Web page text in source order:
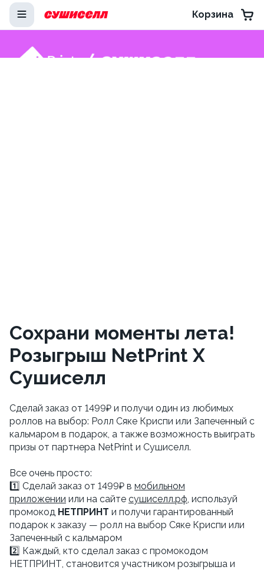
Корзина
Сохрани моменты лета!
Розыгрыш NetPrint X
Сушиселл
Сделай заказ от 1499₽ и получи один из любимых
роллов на выбор: Ролл Сяке Криспи или Запеченный с
кальмаром в подарок, а также возможность выиграть
призы от партнера NetPrint и Сушиселл.
Все очень просто:
1️⃣ Сделай заказ от 1499₽ в мобильном
приложении или на сайте сушиселл.рф , используй
промокод НЕТПРИНТ и получи гарантированный
подарок к заказу — ролл на выбор Сяке Криспи или
Запеченный с кальмаром
2️⃣ Каждый, кто сделал заказ с промокодом
НЕТПРИНТ, становится участником розыгрыша и